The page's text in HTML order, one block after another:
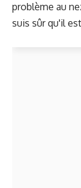
problème au
suis sûr qu'il